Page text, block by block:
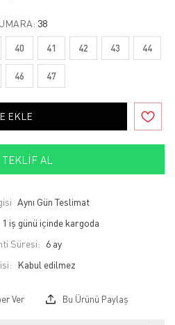
38
40 41 42 43 44
46 47
EKLE
TEKLIF AL
Aynı Gün Teslimat
1 iş günü içinde kargoda
Süresi: 6 ay
Ver Bu Ürünü Paylaş